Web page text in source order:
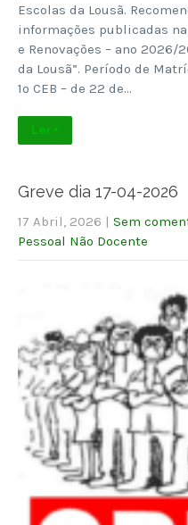
Escolas da Lousã.
informações publicadas
e Renovações – ano 2026/
da Lousã”. Período de
1º CEB – de 22 de…
Ler +
Greve dia 17-04-2026
17 Abril, 2026 | Sem
Pessoal Não Docente